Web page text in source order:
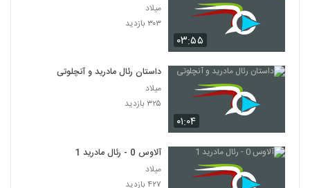
۰۳:۵۵
میلاد
۳۰۳ بازدید
۰۱:۰۴
داستان رئال مادرید و آنچلوتی
میلاد
۳۲۵ بازدید
آلاوس 0 - رئال مادرید 1
میلاد
۴۲۷ بازدید